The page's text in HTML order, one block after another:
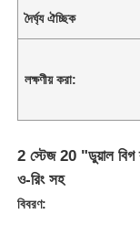
বাড়ি
দৈর্ঘ্য ঐচ্ছিক
লক্ষণীয় করা:
2 স্টেজ 20 "ডুয়াল বিগ
ও-রিং সহ
বিবরণ: